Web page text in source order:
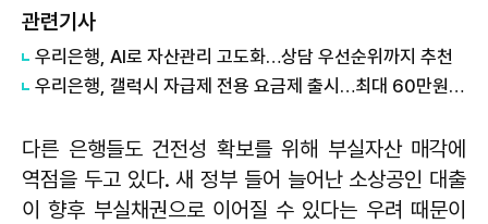
관련기사
우리은행, AI로 자산관리 고도화…상담 우선순위까지 추천
우리은행, 갤럭시 자급제 전용 요금제 출시…최대 60만원 혜택
다른 은행들도 건전성 확보를 위해 부실자산 매각에
역점을 두고 있다. 새 정부 들어 늘어난 소상공인 대출
이 향후 부실채권으로 이어질 수 있다는 우려 때문이